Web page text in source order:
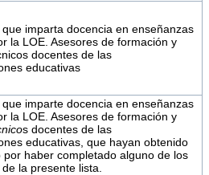
imparta docencia en enseñanzas
la LOE. Asesores de formación y
docentes de las
educativas
imparte docencia en enseñanzas
la LOE. Asesores de formación y
s docentes de las
educativas, que hayan obtenido
por haber completado alguno de los
la presente lista.